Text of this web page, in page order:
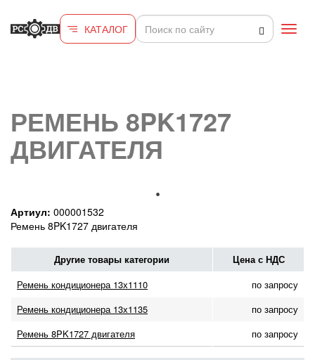
КАТАЛОГ
РЕМЕНЬ 8PK1727
ДВИГАТЕЛЯ
Артиул: 000001532
Ремень 8PK1727 двигателя
Другие товары категории Цена с НДС
Ремень кондиционера 13х1110
по запросу
Ремень кондиционера 13х1135
по запросу
Ремень 8PK1727 двигателя
по запросу